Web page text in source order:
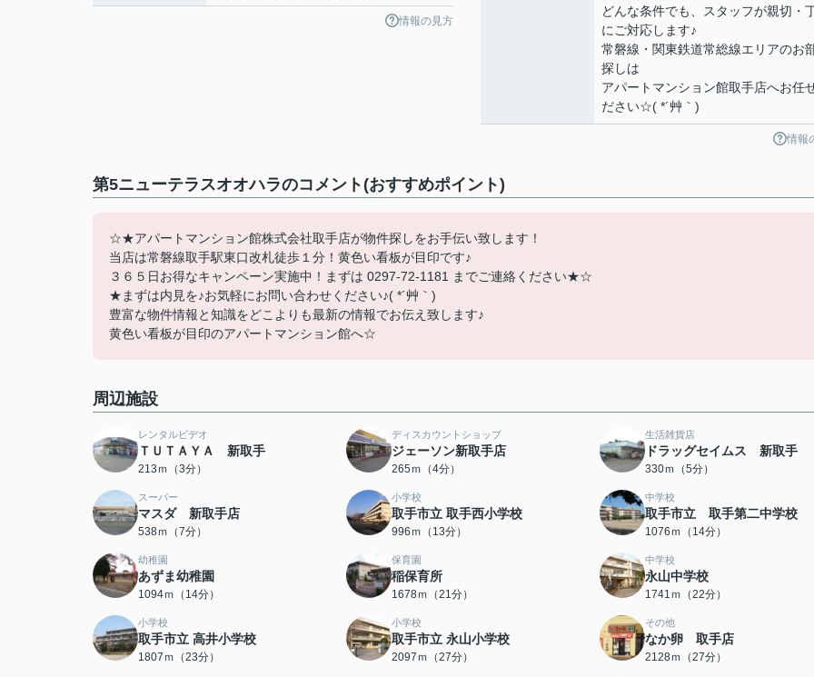
情報の見方
どんな条件でも、スタッフが親切・
にご対応します♪
常磐線・関東鉄道常総線エリアのお
探しは
アパートマンション館取手店へお任
ださい☆( *´艸｀)
情報
第5ニューテラスオオハラのコメント(おすすめポイント)
☆★アパートマンション館株式会社取手店が物件探しをお手伝い致します！
当店は常磐線取手駅東口改札徒歩１分！黄色い看板が目印です♪
３６５日お得なキャンペーン実施中！まずは 0297-72-1181 までご連絡ください★☆
★まずは内見を♪お気軽にお問い合わせください♪( *´艸｀)
豊富な物件情報と知識をどこよりも最新の情報でお伝え致します♪
黄色い看板が目印のアパートマンション館へ☆
周辺施設
レンタルビデオ
ＴＵＴＡＹＡ 新取手
213ｍ（3分）
ディスカウントショップ
ジェーソン新取手店
265ｍ（4分）
生活雑貨店
ドラッグセイムス 新取手
330ｍ（5分）
スーパー
マスダ 新取手店
538ｍ（7分）
小学校
取手市立 取手西小学校
996ｍ（13分）
中学校
取手市立 取手第二中学校
1076ｍ（14分）
幼稚園
あずま幼稚園
1094ｍ（14分）
保育園
稲保育所
1678ｍ（21分）
中学校
永山中学校
1741ｍ（22分）
小学校
取手市立 高井小学校
1807ｍ（23分）
小学校
取手市立 永山小学校
2097ｍ（27分）
その他
なか卵 取手店
2128ｍ（27分）